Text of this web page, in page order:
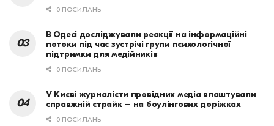
0 ПОСИЛАНЬ
В Одесі досліджували реакції на інформаційні
потоки під час зустрічі групи психологічної
підтримки для медійників
0 ПОСИЛАНЬ
У Києві журналісти провідних медіа влаштували
справжній страйк – на боулінгових доріжках
0 ПОСИЛАНЬ